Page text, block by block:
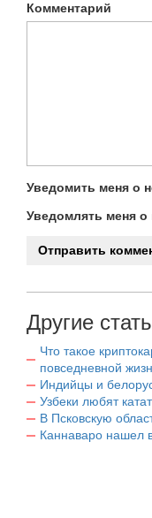
Комментарий
Уведомить меня о
Уведомлять меня о
Другие
Что такое
повседневной
Индийцы и
Узбеки любят
В Псковскую
Каннаваро нашел